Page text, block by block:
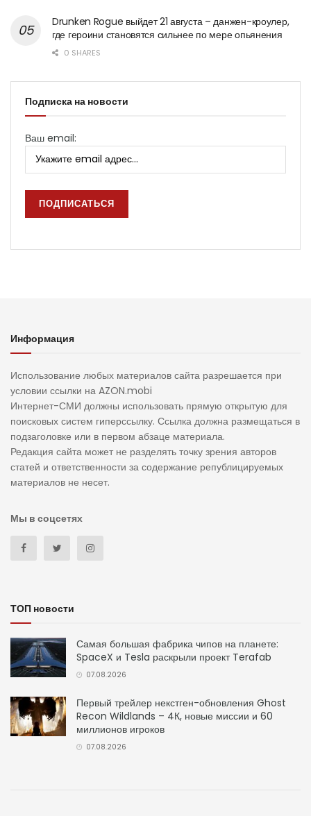
Drunken Rogue выйдет 21 августа – данжен-кроулер,
где героини становятся сильнее по мере опьянения
0 SHARES
Подписка на новости
Ваш email:
Информация
Использование любых материалов сайта разрешается при
условии ссылки на AZON.mobi
Интернет-СМИ должны использовать прямую открытую для
поисковых систем гиперссылку. Ссылка должна размещаться в
подзаголовке или в первом абзаце материала.
Редакция сайта может не разделять точку зрения авторов
статей и ответственности за содержание републицируемых
материалов не несет.
Мы в соцсетях
ТОП новости
Самая большая фабрика чипов на планете:
SpaceX и Tesla раскрыли проект Terafab
07.08.2026
Первый трейлер некстген-обновления Ghost
Recon Wildlands – 4К, новые миссии и 60
миллионов игроков
07.08.2026